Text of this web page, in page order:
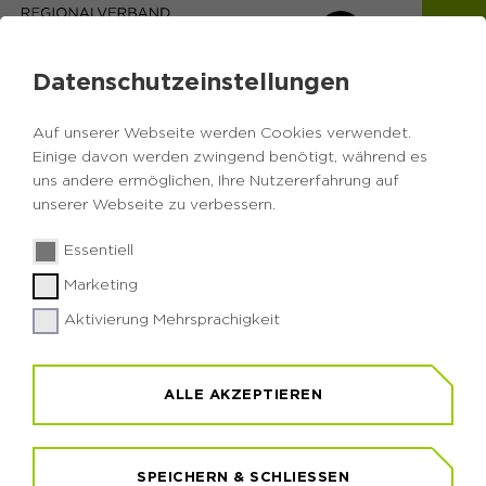
Datenschutzeinstellungen
Auf unserer Webseite werden Cookies verwendet.
Einige davon werden zwingend benötigt, während es
uns andere ermöglichen, Ihre Nutzererfahrung auf
unserer Webseite zu verbessern.
Essentiell
Marketing
Aktivierung Mehrsprachigkeit
ALLE AKZEPTIEREN
SPEICHERN & SCHLIESSEN
Zurück zur Übersicht
Shinrin Yoku - Waldbaden
für Erwachsene
Samstag, 12.09.2026
Waldschule Cappenberg